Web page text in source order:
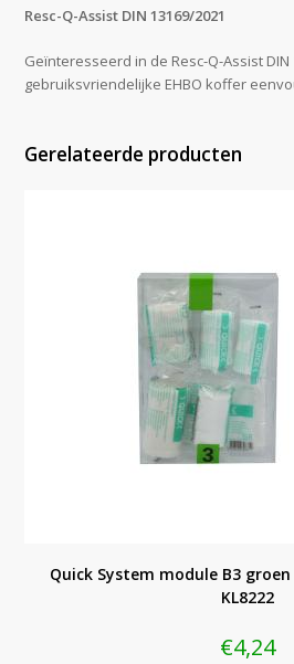
Resc-Q-Assist DIN 13169/2021
Geïnteresseerd in de Resc-Q-Assist DIN
gebruiksvriendelijke EHBO koffer
Gerelateerde producten
Quick System module B3
KL8222
€4,24